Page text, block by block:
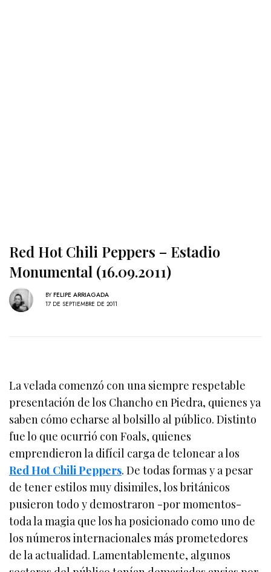
Red Hot Chili Peppers – Estadio
Monumental (16.09.2011)
BY FELIPE ARRIAGADA
17 DE SEPTIEMBRE DE 2011
La velada comenzó con una siempre respetable
presentación de los Chancho en Piedra, quienes ya
saben cómo echarse al bolsillo al público. Distinto
fue lo que ocurrió con Foals, quienes
emprendieron la difícil carga de telonear a los
Red Hot Chili Peppers. De todas formas y a pesar
de tener estilos muy disimiles, los británicos
pusieron todo y demostraron -por momentos-
toda la magia que los ha posicionado como uno de
los números internacionales más prometedores
de la actualidad. Lamentablemente, algunos